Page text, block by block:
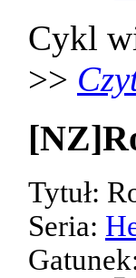
Cykl
>>
Tytuł:
Seria: